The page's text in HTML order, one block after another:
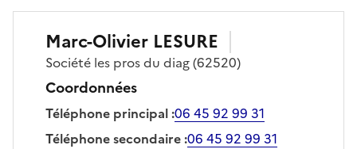
Marc-Olivier LESURE
Société les pros du diag(62520)
Coordonnées
Téléphone principal:06 45 92 99 31
Téléphone secondaire:06 45 92 99 31